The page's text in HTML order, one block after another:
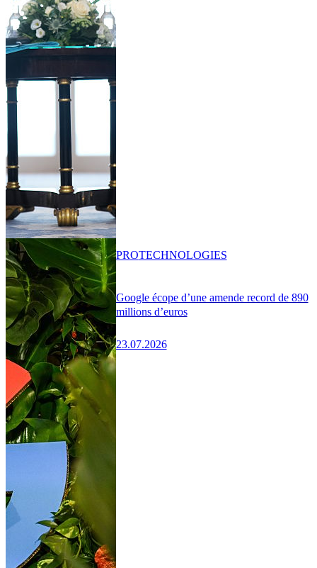
Google écope d’une amende record de 890
millions d’euros
23.07.2026
PROTECHNOLOGIES